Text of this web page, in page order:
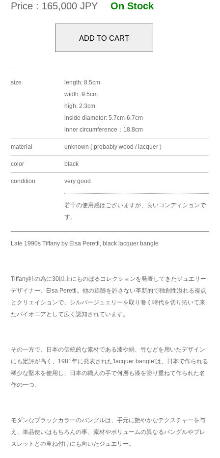
Price : 165,000 JPYOn Stock
size
length: 8.5cm
width: 9.5cm
high: 2.3cm
inside diameter: 5.7cm-6.7cm
inner circumference：18.8cm
material unknown ( probably wood / lacquer )
color black
condition very good
若干の使用感はございますが、良いコンディションで
す。
Late 1990s Tiffany by Elsa Peretti, black lacquer bangle
Tiffany社の為に30以上にものぼるコレクションを発表してきたジュエリー
デザイナー、Elsa Peretti。他の追随を許さない革新的で独創性溢れる視点
とクリエイションで、シルバージュエリーを取り巻く時代を切り拓いて来
たパイオニアとして広く認知されています。
その一方で、日本の伝統的な素材である漆や絹、竹などを用いたデザイン
にも定評が高く、1981年に発表された'lacquer bangle'は、日本で作られる
稀少な堅木を使用し、日本の職人の手で何層も漆を塗り重ねて作られた名
作の一つ。
モダンなブラックカラーのバングルは、手元に艶やかなテクスチャーを与
え、単品使いはもちろんの事、素材やボリュームの異なるバングルやブレ
スレットとの重ね付けにも向いたジュエリー。